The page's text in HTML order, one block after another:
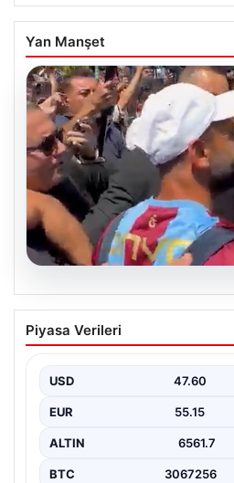
Yan Manşet
04.08.2026
Galatasaray’da orta
Manchester City’nin
Piyasa Verileri
USD 47.60
EUR 55.15
ALTIN 6561.7
BTC 3067256